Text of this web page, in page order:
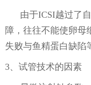
由于ICSI越过了自
障，往往不能使卵母
失败与鱼精蛋白缺陷
3、试管技术的因素